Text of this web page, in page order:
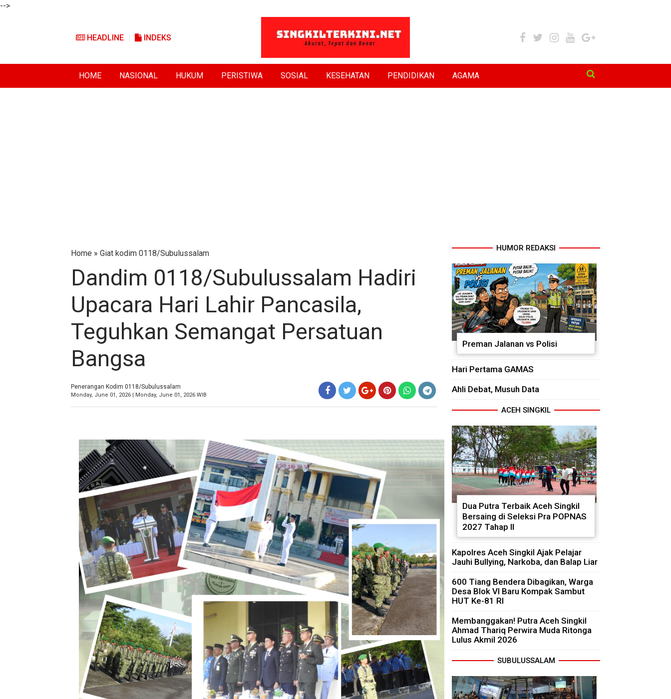
-->
HEADLINE INDEKS
HOME NASIONAL HUKUM PERISTIWA SOSIAL KESEHATAN PENDIDIKAN AGAMA
Home » Giat kodim 0118/Subulussalam
Dandim 0118/Subulussalam Hadiri
Upacara Hari Lahir Pancasila,
Teguhkan Semangat Persatuan
Bangsa
Penerangan Kodim 0118/Subulussalam
Monday, June 01, 2026 | Monday, June 01, 2026 WIB
HUMOR REDAKSI
Preman Jalanan vs Polisi
Hari Pertama GAMAS
Ahli Debat, Musuh Data
ACEH SINGKIL
Dua Putra Terbaik Aceh Singkil
Bersaing di Seleksi Pra POPNAS
2027 Tahap II
Kapolres Aceh Singkil Ajak Pelajar
Jauhi Bullying, Narkoba, dan Balap Liar
600 Tiang Bendera Dibagikan, Warga
Desa Blok VI Baru Kompak Sambut
HUT Ke-81 RI
Membanggakan! Putra Aceh Singkil
Ahmad Thariq Perwira Muda Ritonga
Lulus Akmil 2026
SUBULUSSALAM